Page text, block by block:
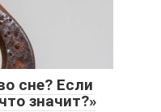
сне? Если
значит?»